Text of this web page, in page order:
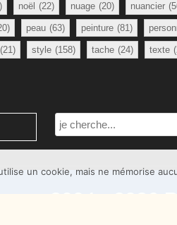
noël (22) nuage (20) nuancier
peau (63) peinture (81)
(21) style (158) tache (24) texte
Rechercher
un cookie, mais ne mémorise